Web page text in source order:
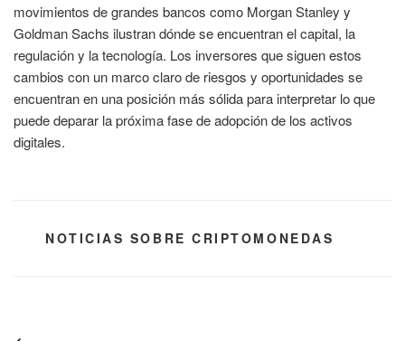
movimientos de grandes bancos como Morgan Stanley y
Goldman Sachs ilustran dónde se encuentran el capital, la
regulación y la tecnología. Los inversores que siguen estos
cambios con un marco claro de riesgos y oportunidades se
encuentran en una posición más sólida para interpretar lo que
puede deparar la próxima fase de adopción de los activos
digitales.
CATEGORÍAS
NOTICIAS SOBRE CRIPTOMONEDAS